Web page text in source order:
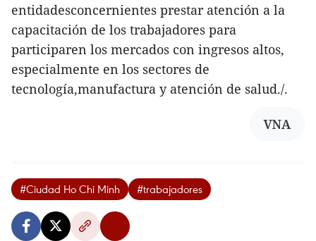
entidadesconcernientes prestar atención a la
capacitación de los trabajadores para
participaren los mercados con ingresos altos,
especialmente en los sectores de
tecnología,manufactura y atención de salud./.
VNA
#Ciudad Ho Chi Minh #trabajadores